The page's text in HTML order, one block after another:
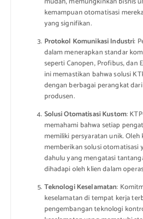
kemampuan otomatisasi
yang signifikan.
Protokol Komunikasi Industri:
dalam menerapkan standar
seperti Canopen, Profibus, dan
ini memastikan bahwa solusi
dengan berbagai perangkat
produsen.
Solusi Otomatisasi Kustom:
memahami bahwa setiap
memiliki persyaratan unik. Oleh
memberikan solusi otomatisasi
dahulu yang mengatasi
dihadapi oleh klien dalam
Teknologi Keselamatan:
keselamatan di tempat kerja
pengembangan teknologi